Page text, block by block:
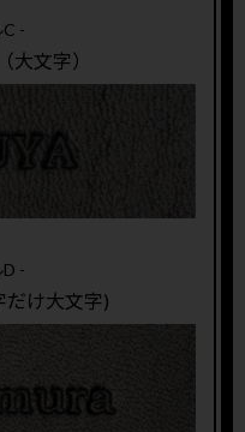
-
大文字）
-
だけ大文字)